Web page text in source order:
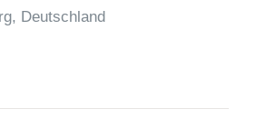
Deutschland